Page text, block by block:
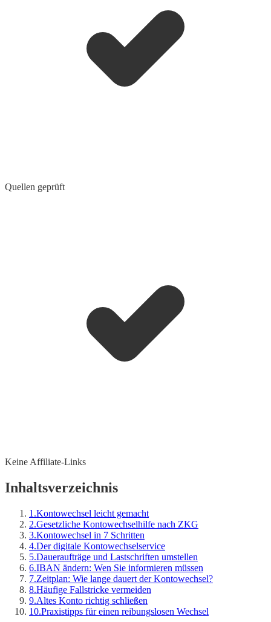
Quellen geprüft
Keine Affiliate-Links
Inhaltsverzeichnis
1 .Kontowechsel leicht gemacht
2.Gesetzliche Kontowechselhilfe nach ZKG
3.Kontowechsel in 7 Schritten
4.Der digitale Kontowechselservice
5.Daueraufträge und Lastschriften umstellen
6.IBAN ändern: Wen Sie informieren müssen
7.Zeitplan: Wie lange dauert der Kontowechsel?
8.Häufige Fallstricke vermeiden
9.Altes Konto richtig schließen
10.Praxistipps für einen reibungslosen Wechsel